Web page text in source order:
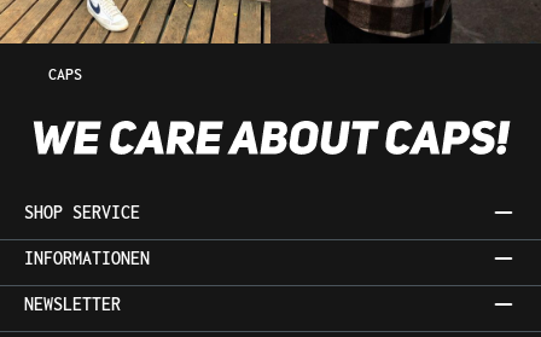
CAPS
SHOP SERVICE
INFORMATIONEN
NEWSLETTER